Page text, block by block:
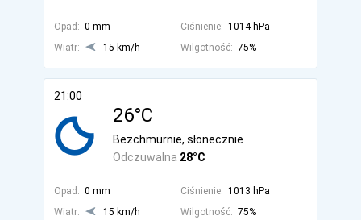
Opad: 0 mm Ciśnienie: 1014 hPa
Wiatr:
15 km/h Wilgotność: 75%
21:00
26°C
Odczuwalna 28°C
Bezchmurnie, słonecznie
Opad: 0 mm Ciśnienie: 1013 hPa
Wiatr:
15 km/h Wilgotność: 75%